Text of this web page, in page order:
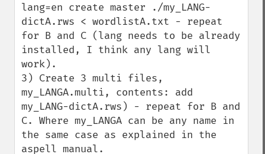
lang=en create master ./my_LANG-
dictA.rws < wordlistA.txt - repeat
for B and C (lang needs to be already
installed, I think any lang will
work).
3) Create 3 multi files,
my_LANGA.multi, contents: add
my_LANG-dictA.rws) - repeat for B and
C. Where my_LANGA can be any name in
the same case as explained in the
aspell manual.